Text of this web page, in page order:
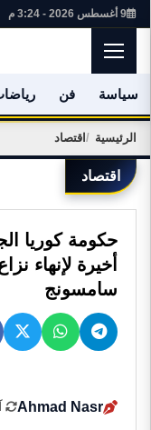
9 أغسطس 2026 - 3:24 م
سياسة فن
الرئيسية اقتصاد
اقتصاد
حكومة كوريا
أخيرة لإنهاء
سامسونج
Ahmad Nasr